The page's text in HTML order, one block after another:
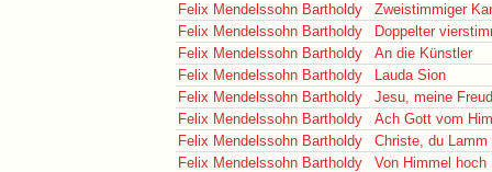
Felix Mendelssohn Bartholdy
Zweistimmiger
Felix Mendelssohn Bartholdy
Doppelter
Felix Mendelssohn Bartholdy
An die Künstler
Felix Mendelssohn Bartholdy
Lauda Sion
Felix Mendelssohn Bartholdy
Jesu, meine
Felix Mendelssohn Bartholdy
Ach Gott vom
Felix Mendelssohn Bartholdy
Christe, du Lamm
Felix Mendelssohn Bartholdy
Von Himmel hoch